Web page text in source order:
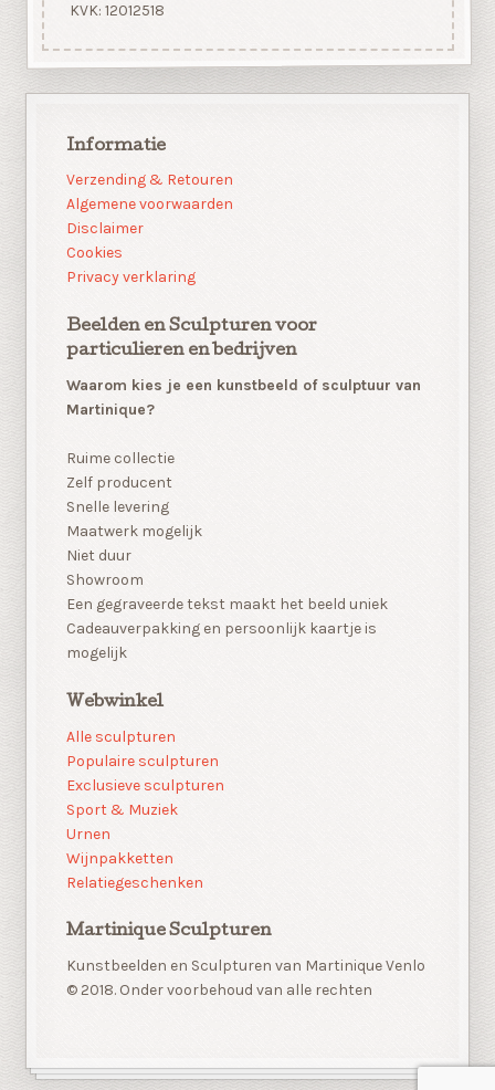
KVK: 12012518
Informatie
Verzending & Retouren
Algemene voorwaarden
Disclaimer
Cookies
Privacy verklaring
Beelden en Sculpturen voor
particulieren en bedrijven
Waarom kies je een kunstbeeld of sculptuur van
Martinique?
Ruime collectie
Zelf producent
Snelle levering
Maatwerk mogelijk
Niet duur
Showroom
Een gegraveerde tekst maakt het beeld uniek
Cadeauverpakking en persoonlijk kaartje is
mogelijk
Webwinkel
Alle sculpturen
Populaire sculpturen
Exclusieve sculpturen
Sport & Muziek
Urnen
Wijnpakketten
Relatiegeschenken
Martinique Sculpturen
Kunstbeelden en Sculpturen van Martinique Venlo
© 2018. Onder voorbehoud van alle rechten